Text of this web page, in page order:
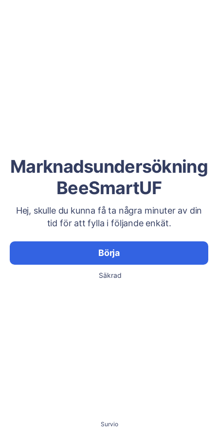
Marknadsundersökning
BeeSmartUF
Hej, skulle du kunna få ta några minuter av din
tid för att fylla i följande enkät.
Börja
Säkrad
Survio